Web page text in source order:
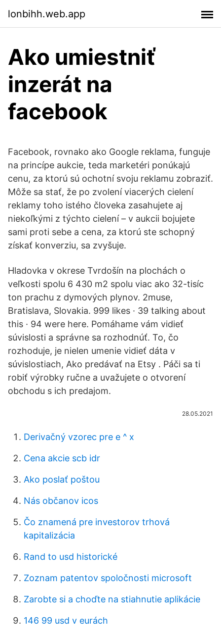
lonbihh.web.app
Ako umiestniť
inzerát na
facebook
Facebook, rovnako ako Google reklama, funguje
na princípe aukcie, teda marketéri ponúkajú
cenu, za ktorú sú ochotní svoju reklamu zobraziť.
Môže sa stať, že po zvolení viacerých cielení
reklamy toho istého človeka zasahujete aj
niekoľkými z týchto cielení – v aukcii bojujete
sami proti sebe a cena, za ktorú ste schopný
získať konverziu, sa zvyšuje.
Hladovka v okrese Tvrdošín na plochách o
veľkosti spolu 6 430 m2 spolu viac ako 32-tisíc
ton prachu z dymových plynov. 2muse,
Bratislava, Slovakia. 999 likes · 39 talking about
this · 94 were here. Pomáhame vám vidieť
súvislosti a správne sa rozhodnúť. To, čo
rozhoduje, je nielen umenie vidieť dáta v
súvislostiach, Ako predávať na Etsy . Páči sa ti
robiť výrobky ručne a uvažujete o otvorení
obchodu s ich predajom.
28.05.2021
Derivačný vzorec pre e ^ x
Cena akcie scb idr
Ako poslať poštou
Nás občanov icos
Čo znamená pre investorov trhová
kapitalizácia
Rand to usd historické
Zoznam patentov spoločnosti microsoft
Zarobte si a choďte na stiahnutie aplikácie
146 99 usd v eurách